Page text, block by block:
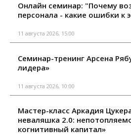
Онлайн семинар: "Почему
персонала - какие ошибки к
11 августа 2026, 15:00
Семинар-тренинг Арсена
лидера»
11 августа 2026, 10:00
Мастер-класс Аркадия
неваляшка 2.0:
когнитивный капитал»